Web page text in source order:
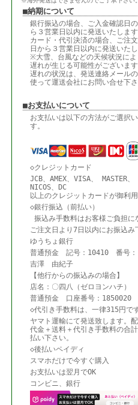
■納期について
銀行振込の場合、ご入金確認日
ら３営業日以内に発送いたしま
カード・代引決済の場合、ご注
日から３営業日以内に発送いた
※大雪、台風などの天候状況に
遅れが生じる可能性がございま
遅れの状況は、発送連絡メール
使って運送会社にお問い合せ下
■お支払いについて
お支払いは以下の方法がご選択
す。
◇クレジットカード
JCB、AMEX、VISA、 MASTER
NICOS、DC
以上のクレジットカードが御利
◇銀行振込（前払い）
振込み手数料はお客様ご負担に
ご注文日より7日以内にお振込み
ゆうちょ銀行
普通預金 記号：10410 番号：
吉澤 由紀子
【他行からの振込みの場合】
店名：〇四八（ゼロヨンハチ）
普通預金 口座番号：1850020
◇代引き手数料は、一律315円で
ヤマト運輸にて発送致します。
代金＋送料＋代引き手数料の合
払い下さい。
◇後払いペイディ
スマホだけで今すぐ購入
お支払いは翌月でOK
コンビニ、銀行